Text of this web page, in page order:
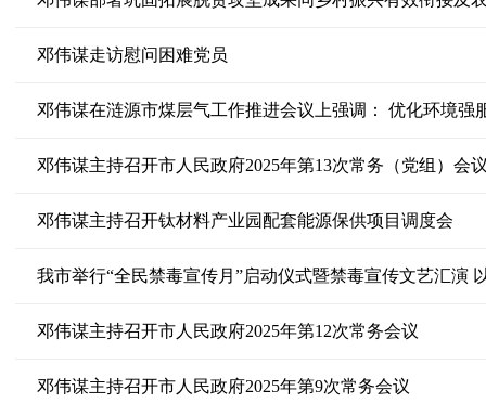
邓伟谋走访慰问困难党员
邓伟谋在涟源市煤层气工作推进会议上强调： 优化环境强
邓伟谋主持召开市人民政府2025年第13次常务（党组）会
邓伟谋主持召开钛材料产业园配套能源保供项目调度会
我市举行“全民禁毒宣传月”启动仪式暨禁毒宣传文艺汇演
邓伟谋主持召开市人民政府2025年第12次常务会议
邓伟谋主持召开市人民政府2025年第9次常务会议